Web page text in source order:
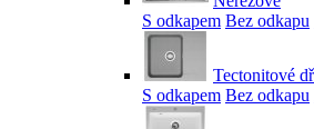
S odkapem Bez odkapu
Tectonitové
S odkapem Bez odkapu